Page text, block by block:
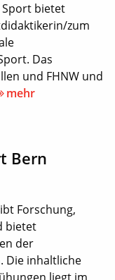
Sport bietet
zum
Das
und FHNW und
mehr
Bern
Forschung,
bietet
der
Die inhaltliche